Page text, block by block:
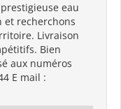
eau
et recherchons
Livraison
Bien
aux numéros
E mail :